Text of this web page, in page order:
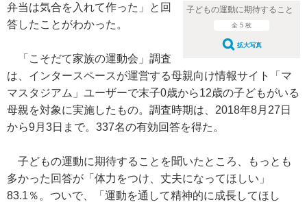
子どもの運動に期待すること
全 5 枚
拡大写真
弁当は気合を入れて作った」と回
答したことがわかった。
「こそだて家族の運動会」調査
は、インタースペースが運営する母親向け情報サイト「マ
マスタジアム」ユーザーで末子0歳から12歳の子どもがいる
母親を対象に実施したもの。調査時期は、2018年8月27日
から9月3日まで。337名の有効回答を得た。
子どもの運動に期待することを聞いたところ、もっとも
多かった回答が「体力をつけ、丈夫になってほしい」
83.1％。ついで、「運動を通して精神的に成長してほし